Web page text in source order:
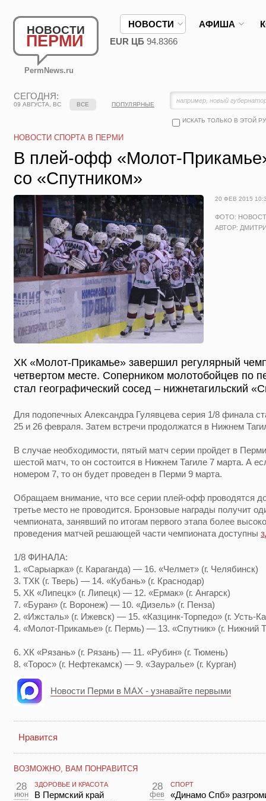
НОВОСТИ
ПЕРМИ
PermNews.ru
НОВОСТИ АФИША
EUR ЦБ 94.8366
СЕГОДНЯ:
09 АВГУСТА, ВС
ИСКАТЬ ТОЛЬКО В ЭТОЙ
ВСЕ ПОПУЛЯРНЫЕ
НОВОСТИ СПОРТА В ПЕРМИ
В плей-офф «Молот-
со «Спутником»
20 ФЕВ 2015
ФОТО:
АВТОР:
ХК «Молот-Прикамье» завершил регулярный
четвертом месте. Соперником молотобойцев по
стал географический сосед – нижнетагильский
Для подопечных Александра Гулявцева серия 1/8 финала
25 и 26 февраля. Затем встречи продолжатся в Нижнем
В случае необходимости, пятый матч серии пройдет в
шестой матч, то он состоится в Нижнем Тагиле 7 марта. А
номером 7, то он будет проведен в Перми 9 марта.
Обращаем внимание, что все серии плей-офф проводятся
третье место не проводится. Бронзовые награды получит
чемпионата, занявший по итогам первого этапа более
проведения матчей решающей части чемпионата доступны
1/8 ФИНАЛА:
1. «Сарыарка» (г. Караганда) — 16. «Челмет» (г. Челябинск)
3. ТХК (г. Тверь) — 14. «Кубань» (г. Краснодар)
5. ХК «Липецк» (г. Липецк) — 12. «Ермак» (г. Ангарск)
7. «Буран» (г. Воронеж) — 10. «Дизель» (г. Пенза)
2. «Ижсталь» (г. Ижевск) — 15. «Казцинк-Торпедо» (г. Усть-
4. «Молот-Прикамье» (г. Пермь) — 13. «Спутник» (г. Нижний
6. ХК «Рязань» (г. Рязань) — 11. «Рубин» (г. Тюмень)
8. «Торос» (г. Нефтекамск) — 9. «Зауралье» (г. Курган)
Новости Перми в MAX - узнавайте первыми
Нравится
ВОЗМОЖНО, ВАМ ПОНРАВИТСЯ
28
июн
ЗДОРОВЬЕ И КРАСОТА
В Пермский край
28
фев
СПОРТ
«Динамо Спб»